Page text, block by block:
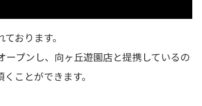
おります。
プンし、向ヶ丘遊園店と提携しているの
ことができます。